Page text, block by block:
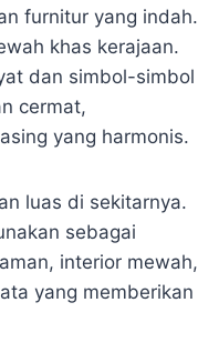
furnitur yang indah.
khas kerajaan.
dan simbol-simbol
cermat,
yang harmonis.
luas di sekitarnya.
sebagai
interior mewah,
yang memberikan